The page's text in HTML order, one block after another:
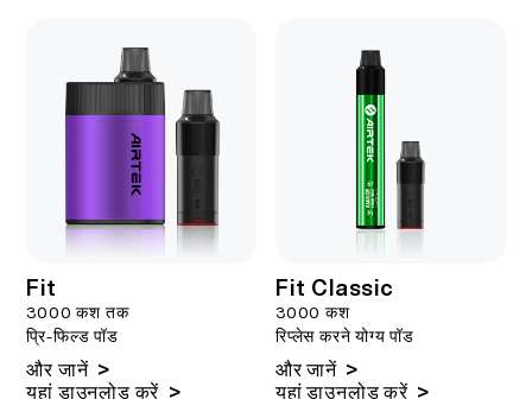
Fit
3000 कश तक
प्रि-फिल्ड पॉड
और जानें >
यहां डाउनलोड करें >
Fit Classic
3000 कश
रिप्लेस करने योग्य पॉड
और जानें >
यहां डाउनलोड करें >